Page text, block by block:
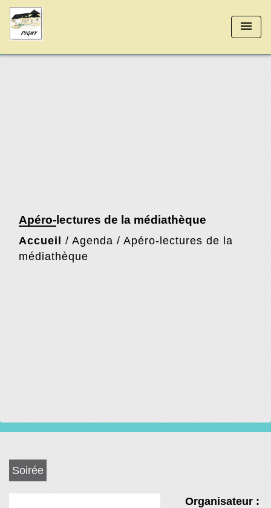
menu
Apéro-lectures de la médiathèque
Accueil / Agenda / Apéro-lectures de la
médiathèque
Soirée
Organisateur :